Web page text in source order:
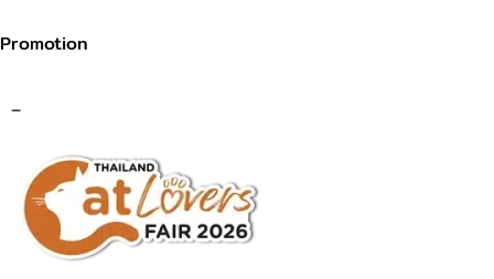
Promotion
–